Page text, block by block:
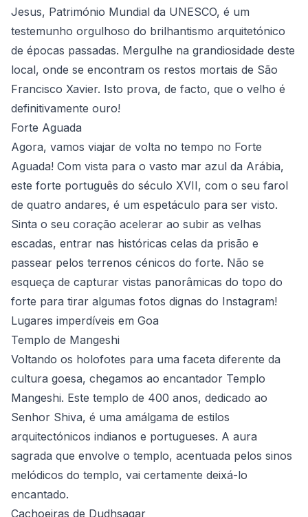
Jesus, Património Mundial da UNESCO, é um
testemunho orgulhoso do brilhantismo arquitetónico
de épocas passadas. Mergulhe na grandiosidade deste
local, onde se encontram os restos mortais de São
Francisco Xavier. Isto prova, de facto, que o velho é
definitivamente ouro!
Forte Aguada
Agora, vamos viajar de volta no tempo no Forte
Aguada! Com vista para o vasto mar azul da Arábia,
este forte português do século XVII, com o seu farol
de quatro andares, é um espetáculo para ser visto.
Sinta o seu coração acelerar ao subir as velhas
escadas, entrar nas históricas celas da prisão e
passear pelos terrenos cénicos do forte. Não se
esqueça de capturar vistas panorâmicas do topo do
forte para tirar algumas fotos dignas do Instagram!
Lugares imperdíveis em Goa
Templo de Mangeshi
Voltando os holofotes para uma faceta diferente da
cultura goesa, chegamos ao encantador Templo
Mangeshi. Este templo de 400 anos, dedicado ao
Senhor Shiva, é uma amálgama de estilos
arquitectónicos indianos e portugueses. A aura
sagrada que envolve o templo, acentuada pelos sinos
melódicos do templo, vai certamente deixá-lo
encantado.
Cachoeiras de Dudhsagar